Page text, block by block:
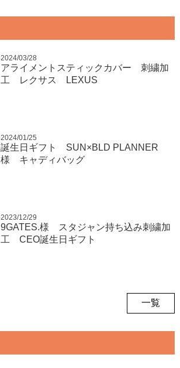
2024/03/28
アライメントスティックカバー 刺繍加
工 レクサス LEXUS
2024/01/25
誕生日ギフト SUN×BLD PLANNER
様 キャディバッグ
2023/12/29
9GATES.様 スタジャン持ち込み刺繍加
工 CEO誕生日ギフト
一覧